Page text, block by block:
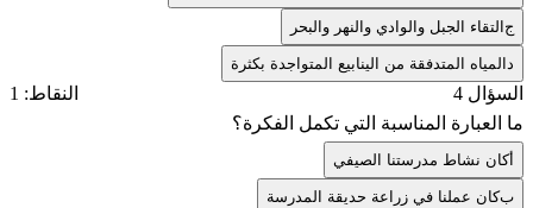
جالتقاء الجبل والوادي والنهر والبحر
المياه المتدفقة من الينابيع المتواجدة بكثرة
السؤال 4
النقاط: 1
ما العبارة المناسبة التي تكمل الفكرة؟
كان نشاط مدرستنا الصيفي
بكان عملنا في زراعة حديقة المدرسة